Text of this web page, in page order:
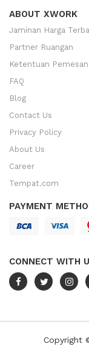
ABOUT XWORK
Jaminan Harga
Partner Ruangan
Ketentuan
FAQ
Blog
Contact Us
Privacy Policy
About Us
Career
Tempat.com
PAYMENT
CONNECT WITH
Copyright